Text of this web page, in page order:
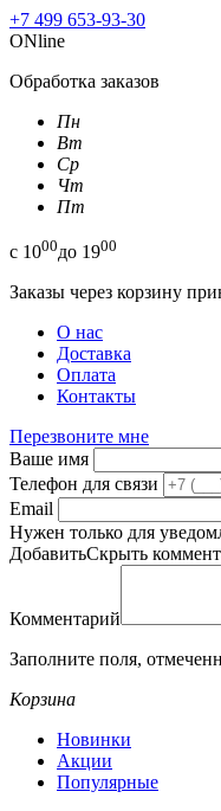
+7 499 653-93-30
ONline
Обработка заказов
Пн
Вт
Ср
Чт
Пт
с 1000до 1900
Заказы через корзину
О нас
Доставка
Оплата
Контакты
Перезвоните мне
Ваше имя
Телефон для связи
Email
Нужен только для
ДобавитьСкрыть
Комментарий
Заполните поля,
Корзина
Новинки
Акции
Популярные